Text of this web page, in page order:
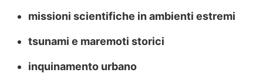
missioni scientifiche in ambienti estremi
tsunami e maremoti storici
inquinamento urbano